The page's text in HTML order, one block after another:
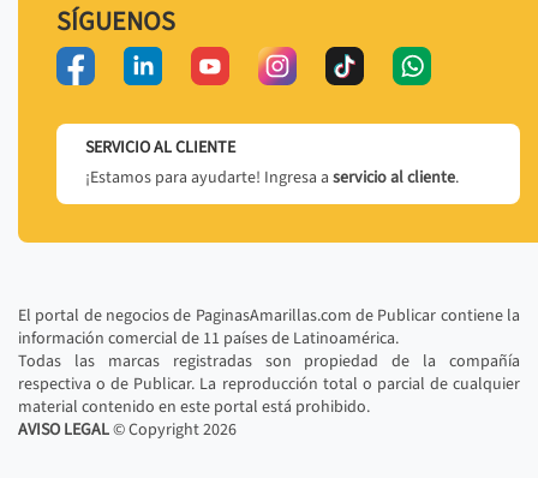
SÍGUENOS
SERVICIO AL CLIENTE
¡Estamos para ayudarte! Ingresa a servicio al cliente.
El portal de negocios de PaginasAmarillas.com de Publicar contiene la
información comercial de 11 países de Latinoamérica.
Todas las marcas registradas son propiedad de la compañía
respectiva o de Publicar. La reproducción total o parcial de cualquier
material contenido en este portal está prohibido.
AVISO LEGAL© Copyright2026